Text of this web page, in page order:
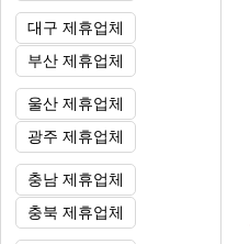
대구 제휴업체
부산 제휴업체
울산 제휴업체
광주 제휴업체
충남 제휴업체
충북 제휴업체